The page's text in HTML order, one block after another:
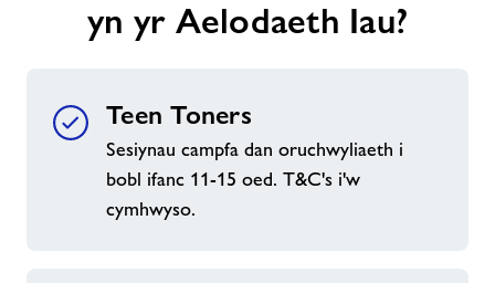
yn yr Aelodaeth Iau?
Teen Toners
Sesiynau campfa dan oruchwyliaeth i
bobl ifanc 11-15 oed. T&C's i'w
cymhwyso.